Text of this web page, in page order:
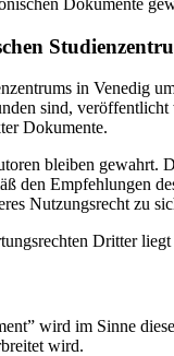
in Venedig
sind,
Dokumente.
bleiben gewahrt.
den Empfehlungen
Nutzungsrecht zu
Dritter
wird im Sinne
wird.